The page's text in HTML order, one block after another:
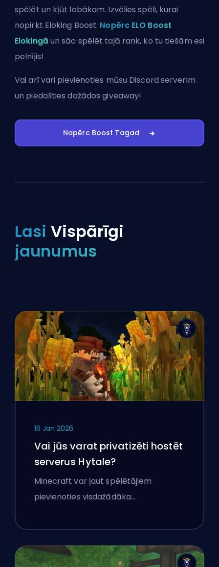
spēlēt un kļūt labākam. Izvēlies spēli, kurai
nopirkt Eloking Boost. Nopērc ELO Boost
Elokingā un sāc spēlēt tajā rank, ko tu tiešām esi
pelnījis!
Vai arī vari pievienoties mūsu Discord serverim
un piedalīties dažādos giveaway!
Nopērc Boost Tagad
Lasi Vispārīgi
jaunumus
16 Jan 2026
Vai jūs varat privatizēti hostēt
serverus Hytale?
Minecraft var ļaut spēlētājiem
pievienoties visdažādāka…